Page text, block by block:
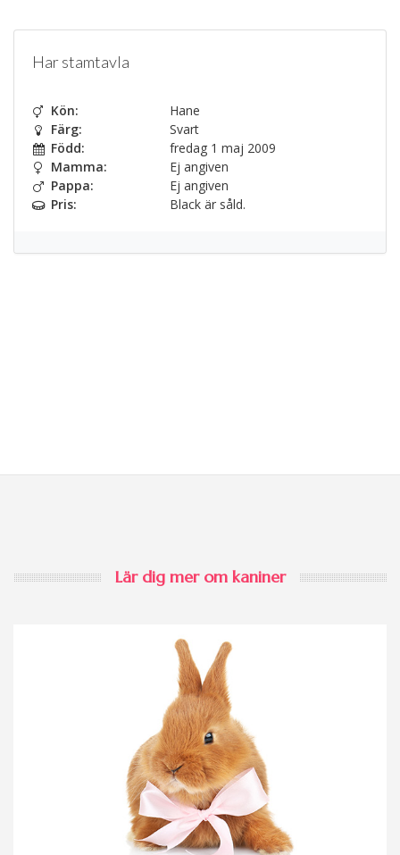
Har stamtavla
Kön:
Hane
Färg:
Svart
Född:
fredag 1 maj 2009
Mamma:
Ej angiven
Pappa:
Ej angiven
Pris:
Black är såld.
Lär dig mer om kaniner